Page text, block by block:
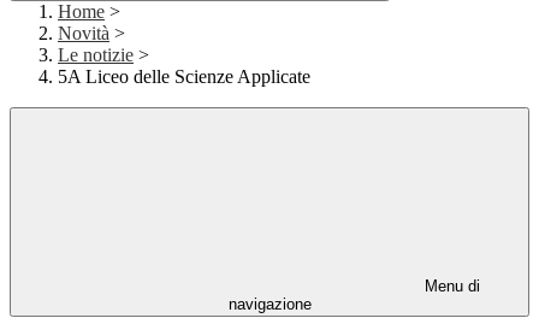
Home >
Novità >
Le notizie >
5A Liceo delle Scienze Applicate
Menu di
navigazione